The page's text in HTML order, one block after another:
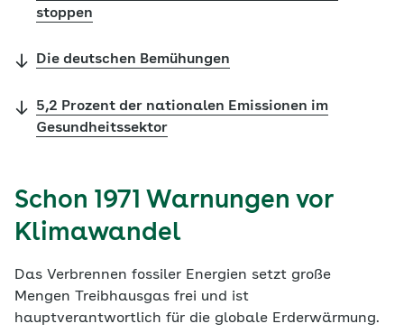
stoppen
Die deutschen Bemühungen
5,2 Prozent der nationalen Emissionen im
Gesundheitssektor
Schon 1971 Warnungen vor
Klimawandel
Das Verbrennen fossiler Energien setzt große
Mengen Treibhausgas frei und ist
hauptverantwortlich für die globale Erderwärmung.